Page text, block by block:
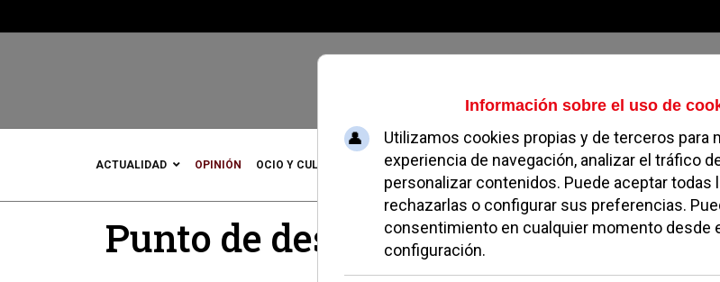
Jueves, 06 de agosto de 2026
ACTUALIDAD OPINIÓN OCIO Y CULTURA DEPORTES MADRID NOROESTE SOCIEDAD MAGAZINE
Punto de desinformación